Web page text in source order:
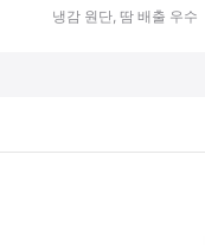
냉감 원단, 땀 배출 우수